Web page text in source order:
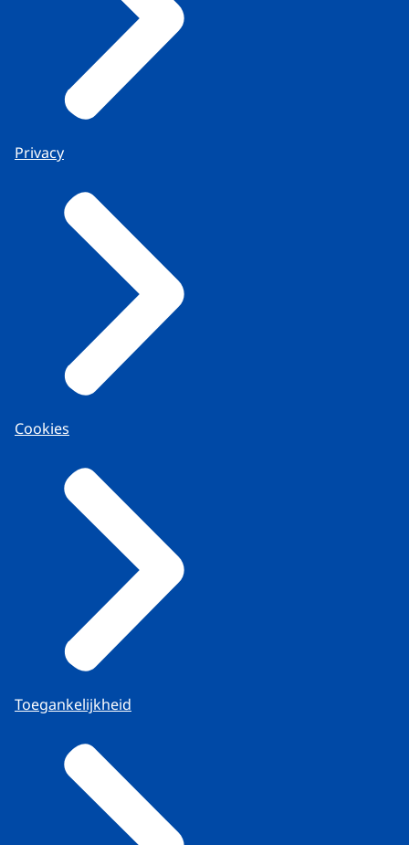
Privacy
Cookies
Toegankelijkheid